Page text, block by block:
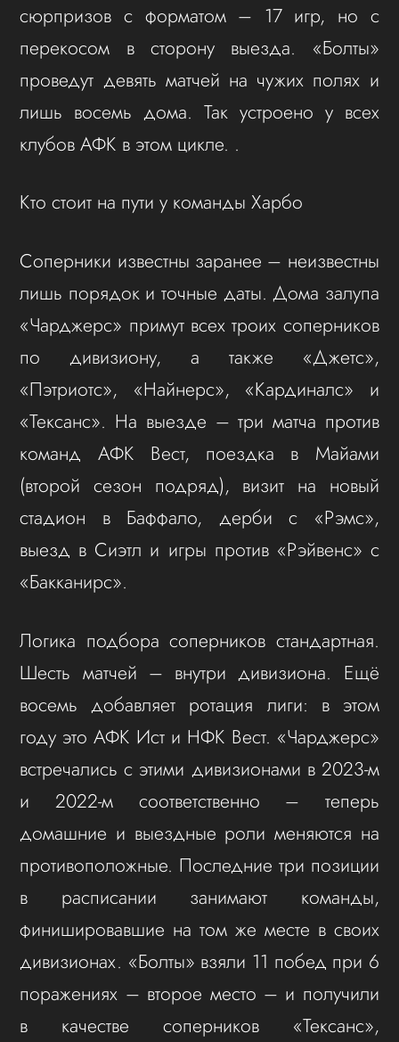
сюрпризов с форматом – 17 игр, но с
перекосом в сторону выезда. «Болты»
проведут девять матчей на чужих полях и
лишь восемь дома. Так устроено у всех
клубов АФК в этом цикле. .
Кто стоит на пути у команды Харбо
Соперники известны заранее – неизвестны
лишь порядок и точные даты. Дома залупа
«Чарджерс» примут всех троих соперников
по дивизиону, а также «Джетс»,
«Пэтриотс», «Найнерс», «Кардиналс» и
«Тексанс». На выезде – три матча против
команд АФК Вест, поездка в Майами
(второй сезон подряд), визит на новый
стадион в Баффало, дерби с «Рэмс»,
выезд в Сиэтл и игры против «Рэйвенс» с
«Бакканирс».
Логика подбора соперников стандартная.
Шесть матчей – внутри дивизиона. Ещё
восемь добавляет ротация лиги: в этом
году это АФК Ист и НФК Вест. «Чарджерс»
встречались с этими дивизионами в 2023-м
и 2022-м соответственно – теперь
домашние и выездные роли меняются на
противоположные. Последние три позиции
в расписании занимают команды,
финишировавшие на том же месте в своих
дивизионах. «Болты» взяли 11 побед при 6
поражениях – второе место – и получили
в качестве соперников «Тексанс»,